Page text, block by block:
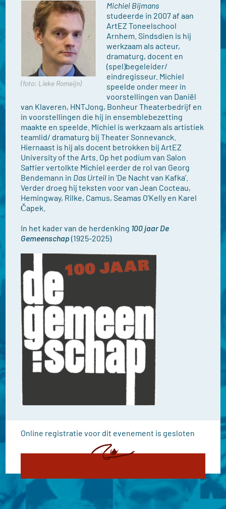
(foto: Lieke Romeijn)
Michiel Bijmans
studeerde in 2007 af aan
ArtEZ Toneelschool
Arnhem. Sindsdien is hij
werkzaam als acteur,
dramaturg, docent en
(spel)begeleider/
eindregisseur. Michiel
speelde onder meer in
voorstellingen van Daniël
van Klaveren, HNTJong, Bonheur Theaterbedrijf en
in voorstellingen die hij in ensemblebezetting
maakte en speelde. Michiel is werkzaam als artistiek
teamlid/ dramaturg bij Theater Sonnevanck.
Hiernaast is hij als docent betrokken bij ArtEZ
University of the Arts. Op het podium van Salon
Saffier vertolkte Michiel eerder de rol van Georg
Bendemann in Das Urteil in ‘De Nacht van Kafka’.
Verder droeg hij teksten voor van Jean Cocteau,
Hemingway, Rilke, Camus, Seamas O’Kelly en Karel
Čapek.
In het kader van de herdenking 100 jaar De
Gemeenschap (1925-2025)
Online registratie voor dit evenement is gesloten